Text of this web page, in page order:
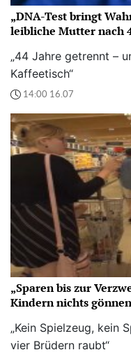
„DNA-Test bringt
leibliche Mutter nach
„44 Jahre getrennt –
Kaffeetisch“
14:00 16.07
„Sparen bis zur
Kindern nichts
„Kein Spielzeug, kein
vier Brüdern raubt“